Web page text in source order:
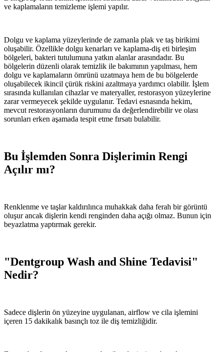
ve kaplamaların temizleme işlemi yapılır.
Dolgu ve kaplama yüzeylerinde de zamanla plak ve taş birikimi
oluşabilir. Özellikle dolgu kenarları ve kaplama-diş eti birleşim
bölgeleri, bakteri tutulumuna yatkın alanlar arasındadır. Bu
bölgelerin düzenli olarak temizlik ile bakımının yapılması, hem
dolgu ve kaplamaların ömrünü uzatmaya hem de bu bölgelerde
oluşabilecek ikincil çürük riskini azaltmaya yardımcı olabilir. İşlem
sırasında kullanılan cihazlar ve materyaller, restorasyon yüzeylerine
zarar vermeyecek şekilde uygulanır. Tedavi esnasında hekim,
mevcut restorasyonların durumunu da değerlendirebilir ve olası
sorunları erken aşamada tespit etme fırsatı bulabilir.
Bu İşlemden Sonra Dişlerimin Rengi
Açılır mı?
Renklenme ve taşlar kaldırılınca muhakkak daha ferah bir görüntü
oluşur ancak dişlerin kendi renginden daha açığı olmaz. Bunun için
beyazlatma yaptırmak gerekir.
"Dentgroup Wash and Shine Tedavisi"
Nedir?
Sadece dişlerin ön yüzeyine uygulanan, airflow ve cila işlemini
içeren 15 dakikalık basınçlı toz ile diş temizliğidir.